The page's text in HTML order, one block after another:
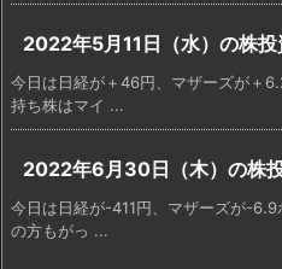
2022年5月11日（水）の株投
今日は日経が＋46円、マザーズが＋
持ち株はマイ ...
2022年6月30日（木）の株
今日は日経が-411円、マザーズが-
の方もがっ ...